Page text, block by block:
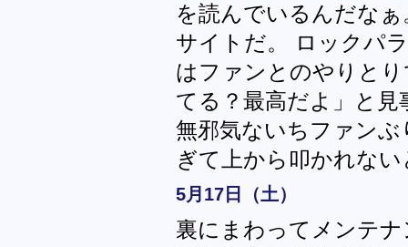
を読んでいるんだな
サイトだ。 ロックパ
はファンとのやりと
てる？最高だよ」と
無邪気ないちファン
ぎて上から叩かれな
5月17日（土）
裏にまわってメンテ